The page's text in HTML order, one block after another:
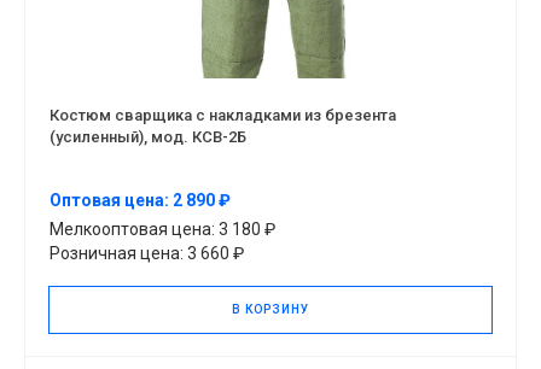
Костюм сварщика с накладками из брезента
(усиленный), мод. КСВ-2Б
Оптовая цена: 2 890 ₽
Мелкооптовая цена: 3 180 ₽
Розничная цена: 3 660 ₽
В КОРЗИНУ